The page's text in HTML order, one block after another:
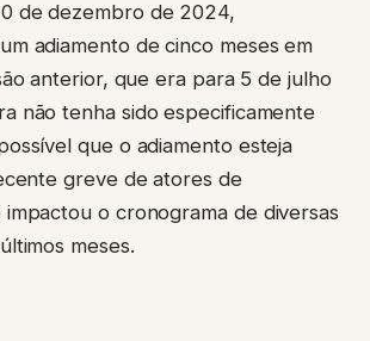
de dezembro de 2024,
adiamento de cinco meses em
anterior, que era para 5 de julho
não tenha sido especificamente
que o adiamento esteja
greve de atores de
o cronograma de diversas
meses.